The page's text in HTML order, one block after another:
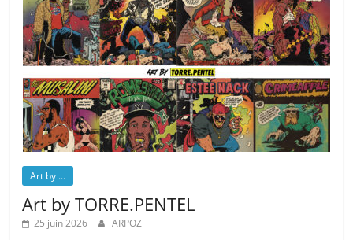
Art by ...
Art by TORRE.PENTEL
25 juin 2026 ARPOZ